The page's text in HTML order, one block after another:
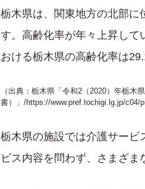
栃木県は、関東地方の北部に
す。高齢化率が年々上昇して
おける栃木県の高齢化率は
（出典：栃木県「令和2（2020）年栃木
書）」/https://www.pref.tochigi.lg.jp/c04/
栃木県の施設では介護サービ
ビス内容を問わず、さまざま